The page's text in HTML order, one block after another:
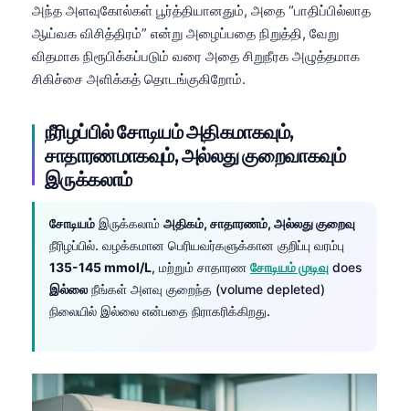
அந்த அளவுகோல்கள் பூர்த்தியானதும், அதை “பாதிப்பில்லாத
ஆய்வக விசித்திரம்” என்று அழைப்பதை நிறுத்தி, வேறு
விதமாக நிரூபிக்கப்படும் வரை அதை சிறுநீரக அழுத்தமாக
சிகிச்சை அளிக்கத் தொடங்குகிறோம்.
நீரிழப்பில் சோடியம் அதிகமாகவும்,
சாதாரணமாகவும், அல்லது குறைவாகவும்
இருக்கலாம்
சோடியம் இருக்கலாம் அதிகம், சாதாரணம், அல்லது குறைவு
நீரிழப்பில். வழக்கமான பெரியவர்களுக்கான குறிப்பு வரம்பு
135-145 mmol/L, மற்றும் சாதாரண சோடியம் முடிவு does
இல்லைநீங்கள் அளவு குறைந்த (volume depleted)
நிலையில் இல்லை என்பதை நிராகரிக்கிறது.